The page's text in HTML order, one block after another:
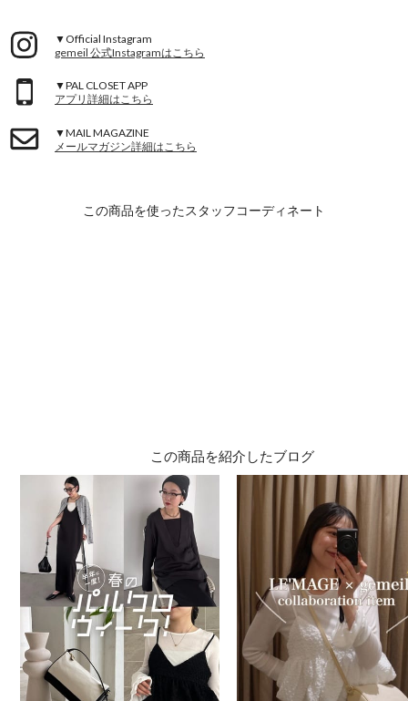
▼Official Instagram
gemeil 公式Instagramはこちら
▼PAL CLOSET APP
アプリ詳細はこちら
▼MAIL MAGAZINE
メールマガジン詳細はこちら
この商品を紹介したブログ